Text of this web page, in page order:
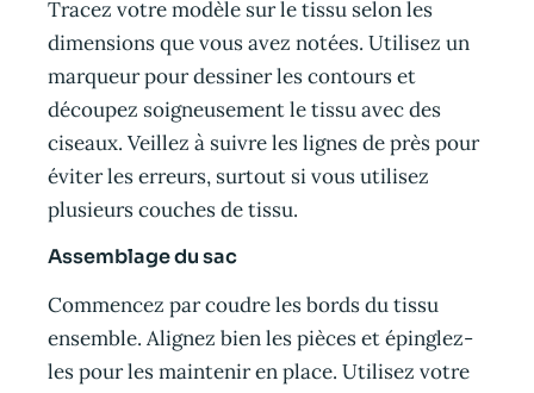
Tracez votre modèle sur le tissu selon les
dimensions que vous avez notées. Utilisez un
marqueur pour dessiner les contours et
découpez soigneusement le tissu avec des
ciseaux. Veillez à suivre les lignes de près pour
éviter les erreurs, surtout si vous utilisez
plusieurs couches de tissu.
Assemblage du sac
Commencez par coudre les bords du tissu
ensemble. Alignez bien les pièces et épinglez-
les pour les maintenir en place. Utilisez votre